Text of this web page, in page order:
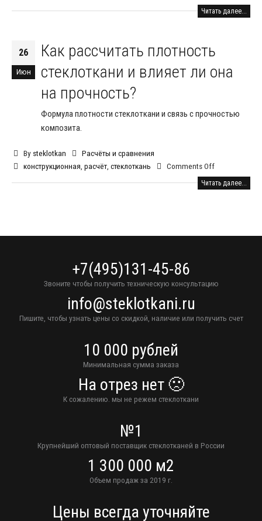
Читать далее...
26
Июн
Как рассчитать плотность
стеклоткани и влияет ли она
на прочность?
Формула плотности стеклоткани и связь с прочностью
композита.
By steklotkan
Расчёты и сравнения
конструкционная расчёт, стеклоткань Comments Off
Читать далее...
+7(495)131-45-86
Звоните чтобы получить техническую консультацию
info@steklotkani.ru
Пишите, чтобы узнать цены со скидкой, наличие или получить счет
10 000 рублей
Минимальная сумма заказа
На отрез нет 🙁
К сожалению. мы не режем стеклоткани
№1
Крупнейший оптовый поставщик стеклотканей в России
1 300 000 м2
Объем продаж за 2019 г.
Цены всегда уточняйте